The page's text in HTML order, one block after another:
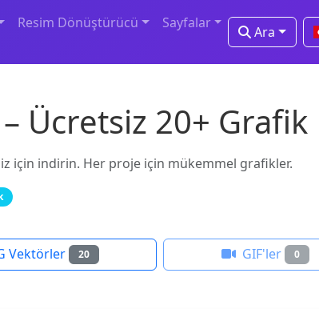
Resim Dönüştürücü Sayfalar
Ara
Ücretsiz 20+ Grafik
için indirin. Her proje için mükemmel grafikler.
Vektörler 20 GIF'ler 0